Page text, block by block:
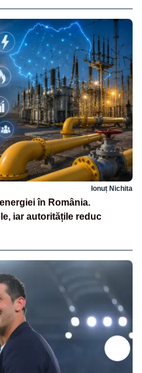
Ionuț Nichita
în România.
iar autoritățile reduc